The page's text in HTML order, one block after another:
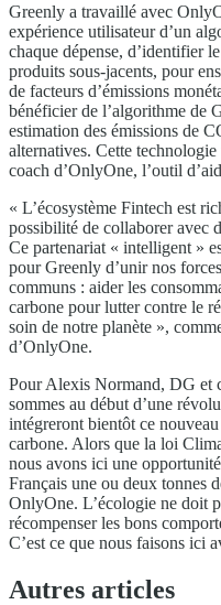
Greenly a travaillé avec
expérience utilisateur d’un
chaque dépense, d’identifier
produits sous-jacents, pour
de facteurs d’émissions
bénéficier de l’algorithme de
estimation des émissions de
alternatives. Cette
coach d’OnlyOne, l’outil
« L’écosystème Fintech est
possibilité de collaborer avec
Ce partenariat « intelligent »
pour Greenly d’unir nos
communs : aider les
carbone pour lutter contre le
soin de notre planète »,
d’OnlyOne.
Pour Alexis Normand, DG et
sommes au début d’une
intégreront bientôt ce
carbone. Alors que la loi
nous avons ici une
Français une ou deux tonnes
OnlyOne. L’écologie ne doit
récompenser les bons
C’est ce que nous faisons ici
Autres articles